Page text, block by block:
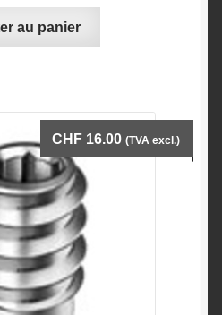
au panier
CHF 16.00 (TVA excl.)